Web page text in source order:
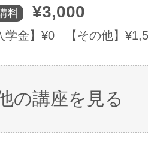
料 ¥3,000
学金】¥0 【その他】
の講座を見る